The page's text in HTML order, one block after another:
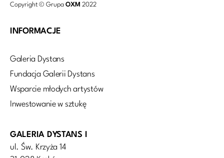
Copyright © Grupa OXM 2022
INFORMACJE
Galeria Dystans
Fundacja Galerii Dystans
Wsparcie młodych artystów
Inwestowanie w sztukę
GALERIA DYSTANS I
ul. Św. Krzyża 14